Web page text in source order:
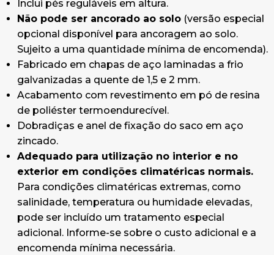
Acessórios (opcional): Cobertura (acessório
não compatível com a estação de reciclagem
quadrada composta por contentores unidos na
parte de trás), suporte para sinalética, rodas, kit
de parede, autocolante frontal básico,
autocolante frontal especial colocado na porta,
autocolante especial da tampa, tabuleiro
interior de retenção de líquidos em plástico
(apenas disponível na versão de um só aro).
Dimensões:
87cm (Comprimento x Largura x Altura).
Inclui pés reguláveis em altura.
Não pode ser ancorado ao solo(versão especial
opcional disponível para ancoragem ao solo.
Sujeito a uma quantidade mínima de encomenda).
Fabricado em chapas de aço laminadas a frio
galvanizadas a quente de 1,5 e 2 mm.
Acabamento com revestimento em pó de resina
de poliéster termoendurecível.
Dobradiças e anel de fixação do saco em aço
zincado.
Adequado para utilização no interior e no
exterior em condições climatéricas normais.
Para condições climatéricas extremas, como
salinidade, temperatura ou humidade elevadas,
pode ser incluído um tratamento especial
adicional. Informe-se sobre o custo adicional e a
encomenda mínima necessária.